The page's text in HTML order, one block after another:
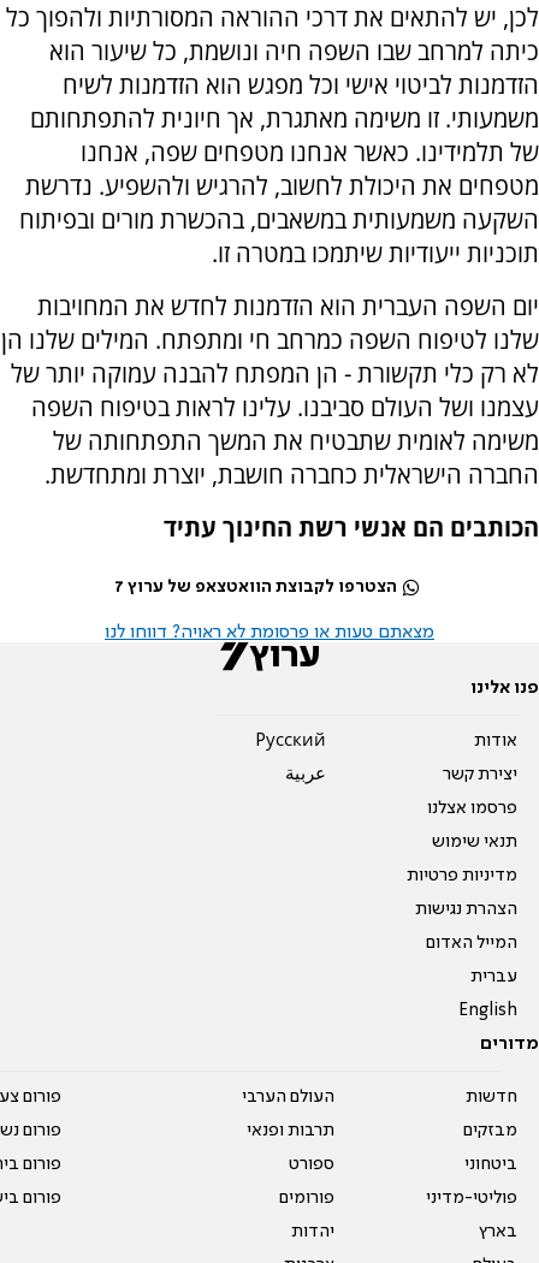
לכן, יש להתאים את דרכי ההוראה המסורתיות ולהפוך כל
כיתה למרחב שבו השפה חיה ונושמת, כל שיעור הוא
הזדמנות לביטוי אישי וכל מפגש הוא הזדמנות לשיח
משמעותי. זו משימה מאתגרת, אך חיונית להתפתחותם
של תלמידינו. כאשר אנחנו מטפחים שפה, אנחנו
מטפחים את היכולת לחשוב, להרגיש ולהשפיע. נדרשת
השקעה משמעותית במשאבים, בהכשרת מורים ובפיתוח
תוכניות ייעודיות שיתמכו במטרה זו.
יום השפה העברית הוא הזדמנות לחדש את המחויבות
שלנו לטיפוח השפה כמרחב חי ומתפתח. המילים שלנו הן
לא רק כלי תקשורת - הן המפתח להבנה עמוקה יותר של
עצמנו ושל העולם סביבנו. עלינו לראות בטיפוח השפה
משימה לאומית שתבטיח את המשך התפתחותה של
החברה הישראלית כחברה חושבת, יוצרת ומתחדשת.
הכותבים הם אנשי רשת החינוך עתיד
הצטרפו לקבוצת הוואטצאפ של ערוץ 7
מצאתם טעות או פרסומת לא ראויה? דווחו לנו
פנו אלינו
אודות
יצירת קשר
פרסמו אצלנו
תנאי שימוש
מדיניות פרטיות
הצהרת נגישות
המייל האדום
עברית
English
Pусский
عربية
מדורים
חדשות
מבזקים
ביטחוני
פוליטי-מדיני
בארץ
העולם הערבי
תרבות ופנאי
ספורט
פורומים
יהדות
פורום
פורום
פורום
פורום